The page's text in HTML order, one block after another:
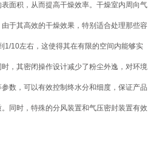
面积，从而提高干燥效率。干燥室内周向气
于其高效的干燥效果，特别适合处理那些容
1/10左右，这使得其在有限的空间内能够实
，其密闭操作设计减少了粉尘外逸，对环境
数，可以有效控制终水分和细度，保证产品
同时，特殊的分风装置和气压密封装置有效